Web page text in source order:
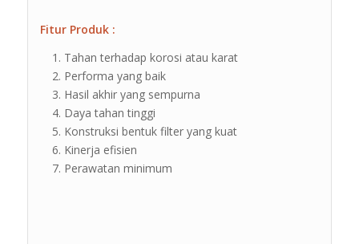
Fitur Produk :
Tahan terhadap korosi atau karat
Performa yang baik
Hasil akhir yang sempurna
Daya tahan tinggi
Konstruksi bentuk filter yang kuat
Kinerja efisien
Perawatan minimum